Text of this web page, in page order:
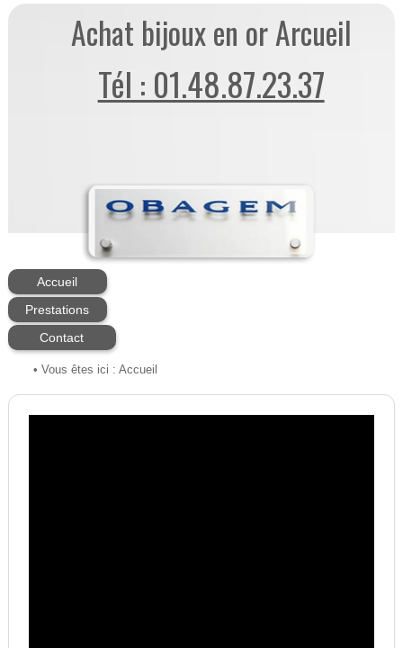
Achat bijoux en or Arcueil
Tél : 01.48.87.23.37
Accueil
Prestations
Contact
• Vous êtes ici : Accueil